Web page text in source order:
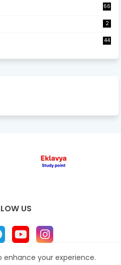
66
2
44
US
enhance your experience.